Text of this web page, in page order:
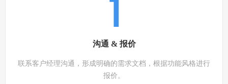
沟通 & 报价
联系客户经理沟通，形成明确的需求文档，根据功能风格进行
报价。